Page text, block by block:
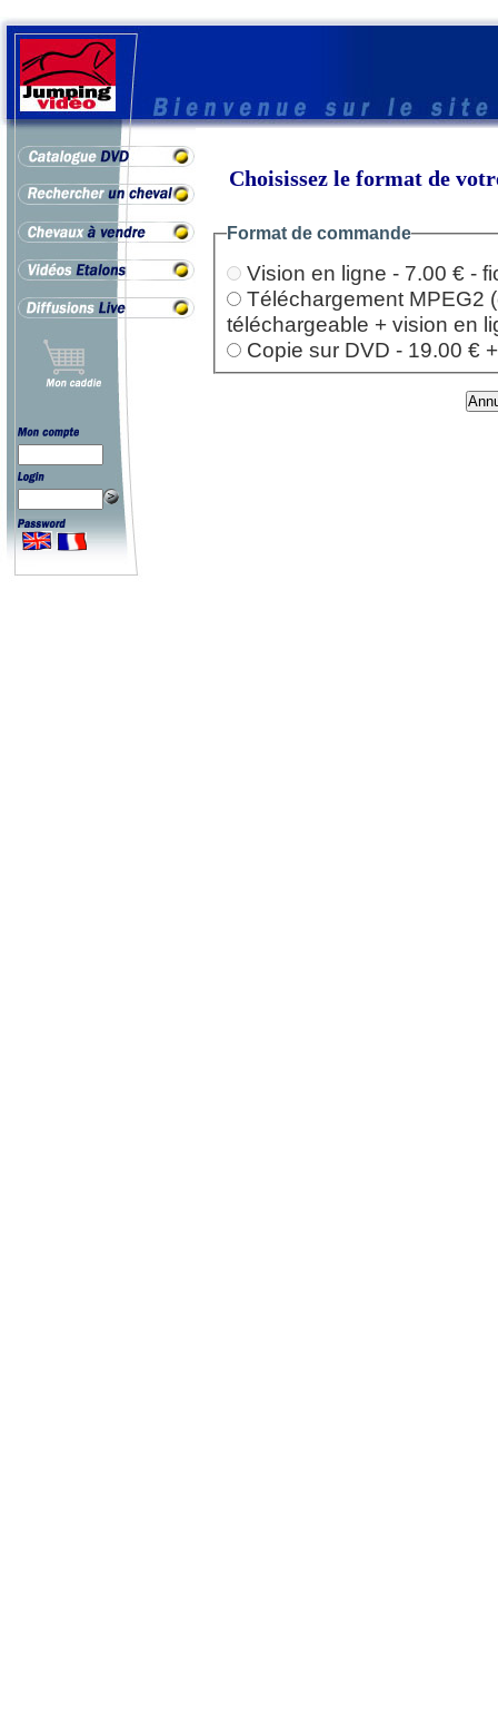
Choisissez le format de
Format de commande
Vision en ligne - 7.00 € -
Téléchargement MPEG2
téléchargeable + vision en
Copie sur DVD - 19.00 €